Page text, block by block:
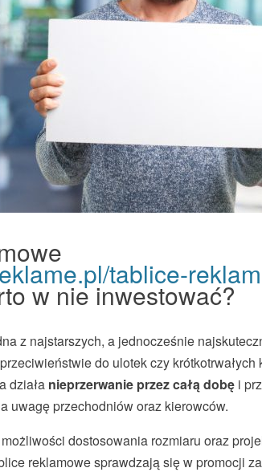
tablice-
w nie inwestować?
z najstarszych, a jednocześnie
do ulotek czy krótkotrwałych
działa nieprzerwanie przez całą dobę i
uwagę przechodniów oraz kierowców.
dostosowania rozmiaru oraz
reklamowe sprawdzają się w promocji